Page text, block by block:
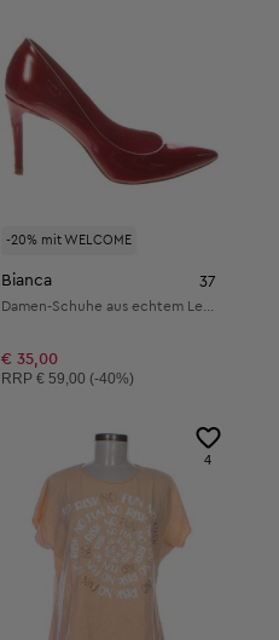
-20% mit WELCOME
Bianca 37
€ 35,00
Unverbindliche Preisempfehlung:
RRP € 59,00 (-40%)
4